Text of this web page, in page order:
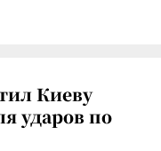
Киеву
ударов по